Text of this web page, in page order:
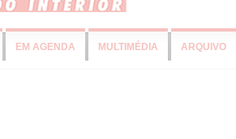
EM AGENDA MULTIMÉDIA ARQUIVO